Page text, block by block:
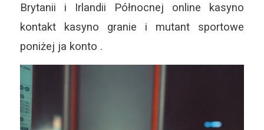
Brytanii i Irlandii Północnej online kasyno
kontakt kasyno granie i mutant sportowe
poniżej ja konto .